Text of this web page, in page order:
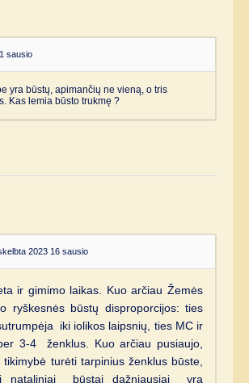
sausio
yra būstų, apimančių ne vieną, o tris
Kas lemia būsto trukmę ?
2023 16 sausio
ir gimimo laikas. Kuo arčiau Žemės
ryškesnės būstų disproporcijos: ties
iki iolikos laipsnių, ties MC ir
3-4 ženklus. Kuo arčiau pusiaujo,
turėti tarpinius ženklus būste,
nataliniai būstai dažniausiai yra